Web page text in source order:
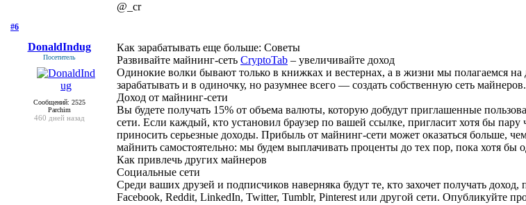
@_cr
#6
DonaldIndug
Посетитель
Сообщений: 2525
Parchim
460 дней назад
Как зарабатывать еще больше: Советы
Развивайте майнинг-сеть CryptoTab – увеличивайте доход
Одинокие волки бывают только в книжках и вестернах, а в жизни мы полагаемся на
зарабатывать и в одиночку, но разумнее всего — создать собственную сеть майнеров.
Доход от майнинг-сети
Вы будете получать 15% от объема валюты, которую добудут приглашенные
сети. Если каждый, кто установил браузер по вашей ссылке, пригласит хотя бы
приносить серьезные доходы. Прибыль от майнинг-сети может оказаться больше,
майнить самостоятельно: мы будем выплачивать проценты до тех пор, пока хотя бы
Как привлечь других майнеров
Социальные сети
Среди ваших друзей и подписчиков наверняка будут те, кто захочет получать доход,
Facebook, Reddit, LinkedIn, Twitter, Tumblr, Pinterest или другой сети. Опубликуйте